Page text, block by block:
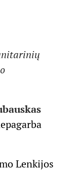
Lenkijos